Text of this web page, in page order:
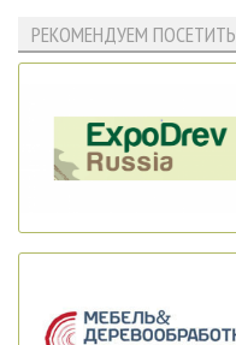
РЕКОМЕНДУЕМ ПОСЕТИТЬ